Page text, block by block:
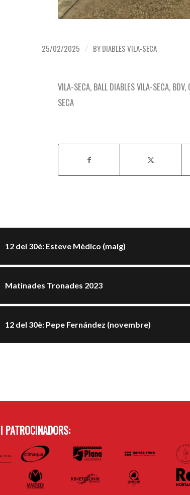
25/02/2025 / BYDIABLES VILA-SECA
VILA-SECA, BALL DIABLES VILA-SECA, BDV,
SECA
12 del 30è: Esteve Mèdico (maig)
Matinades Tronades 2023
12 del 30è: Pepe Fernández (novembre)
PATROCINADORS: